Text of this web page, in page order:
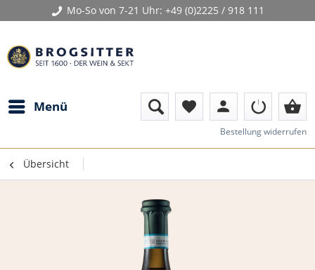
Mo-So von 7-21 Uhr: +49 (0)2225 / 918 111
Menü favorite person shopping_basket
Bestellung widerrufen
Übersicht